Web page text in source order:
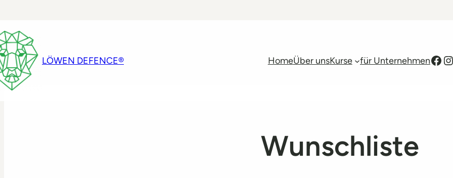
LÖWEN DEFENCE® HomeÜber unsKurse für UnternehmenFacebook Instagram
Wunschliste